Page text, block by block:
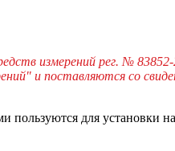
измерений рег. № 83852-
и поставляются со
для установки